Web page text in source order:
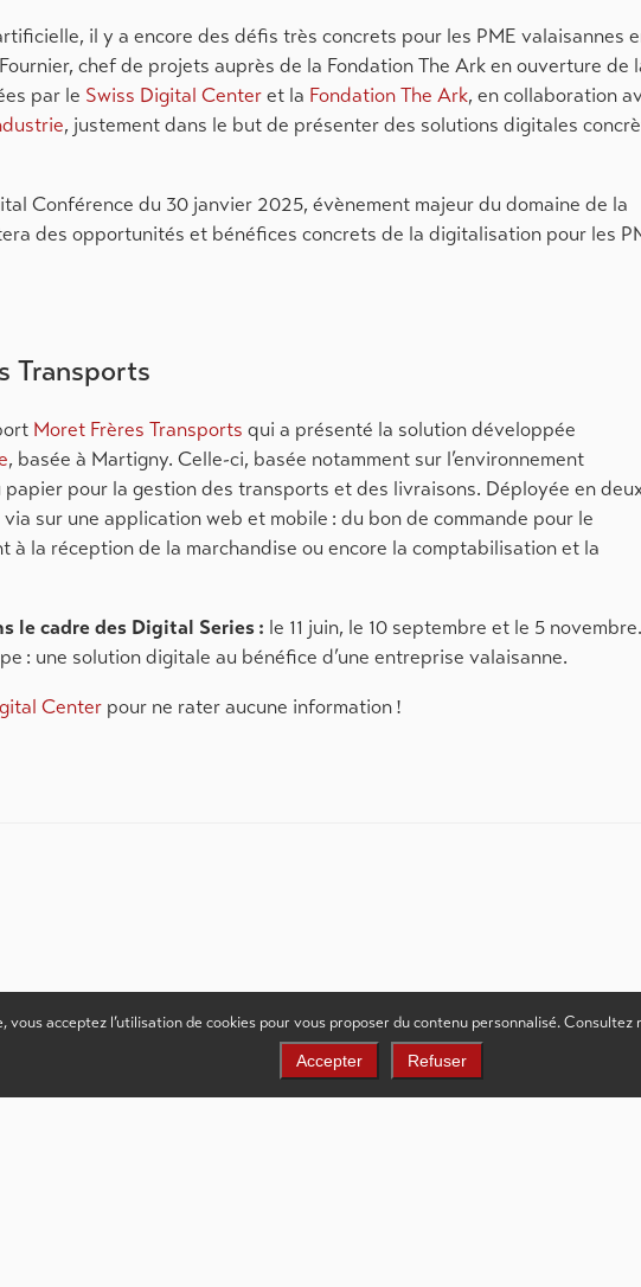
il y a encore des défis très concrets pour les PME valaisannes
chef de projets auprès de la Fondation The Ark en ouverture de
par le Swiss Digital Centeret la Fondation The Ark, en collaboration
, justement dans le but de présenter des solutions digitales
Conférence du 30 janvier 2025, évènement majeur du domaine de la
des opportunités et bénéfices concrets de la digitalisation pour les
Transports
Moret Frères Transports qui a présenté la solution développée
, basée à Martigny. Celle-ci, basée notamment sur l’environnement
pour la gestion des transports et des livraisons. Déployée en
sur une application web et mobile : du bon de commande pour le
à la réception de la marchandise ou encore la comptabilisation et la
le cadre des Digital Series : le 11 juin, le 10 septembre et le 5 novembre.
: une solution digitale au bénéfice d’une entreprise valaisanne.
Center pour ne rater aucune information !
acceptez l’utilisation de cookies pour vous proposer du contenu personnalisé. Consultez
Accepter Refuser